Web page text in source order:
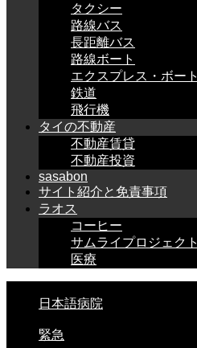
タクシー
路線バス
長距離バス
路線ボート
エクスプレス・ボート
鉄道
飛行機
タイの不動産
不動産賃貸
不動産投資
sasabon
サイト紹介と免責事項
ラオス
コーヒー
サムライプロジェクト
医療
日本語病院
緊急